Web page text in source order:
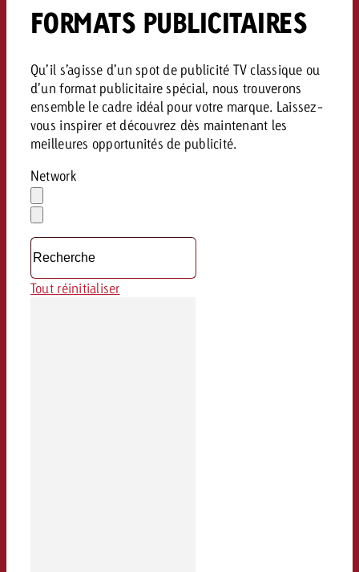
FORMATS PUBLICITAIRES
Qu’il s’agisse d’un spot de publicité TV classique ou
d’un format publicitaire spécial, nous trouverons
ensemble le cadre idéal pour votre marque. Laissez-
vous inspirer et découvrez dès maintenant les
meilleures opportunités de publicité.
Network
Effacer
la
Ouvrir
le
menu
déroulant
Tout réinitialiser